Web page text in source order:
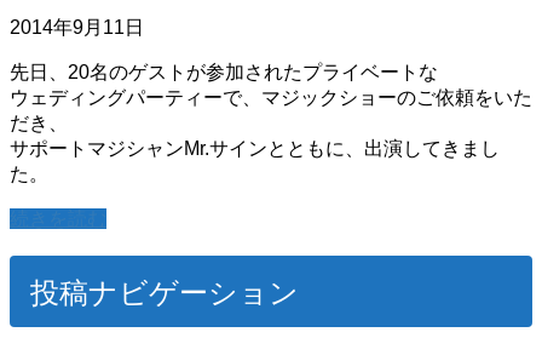
2014年9月11日
先日、20名のゲストが参加されたプライベートな
ウェディングパーティーで、マジックショーのご依頼をいた
だき、
サポートマジシャンMr.サインとともに、出演してきまし
た。
投稿ナビゲーション